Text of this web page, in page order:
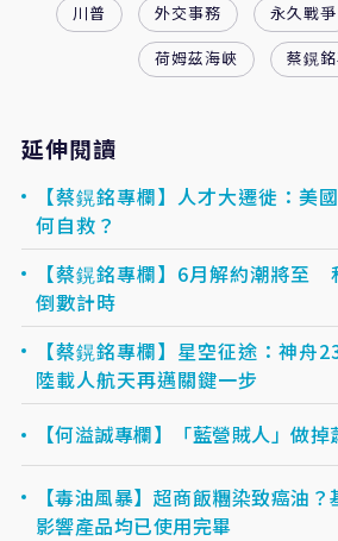
川普 外交事務 永久戰爭
荷姆茲海峽
蔡鎤
延伸閱讀
【​​​​​​​蔡鎤銘專欄】人才大遷徙：
何自救？
【​​​​​​​蔡鎤銘專欄】6月解約潮將至
倒數計時
【蔡鎤銘專欄】星空征途：神舟
陸載人航天再邁關鍵一步
【何溢誠專欄】「藍營賊人」做掉
【毒油風暴】超商飯糰染致癌油
影響產品均已使用完畢